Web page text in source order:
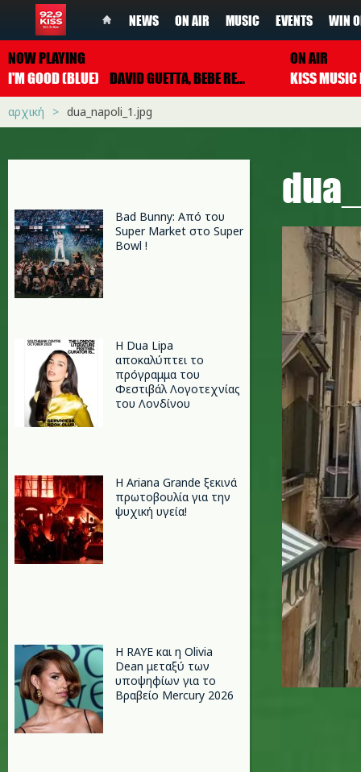
NEWS ON AIR MUSIC EVENTS WIN
NOW PLAYING
I'M GOOD (BLUE)
DAVID GUETTA, BEBE REXHA
ON AIR
αρχική dua_napoli_1.jpg
Bad Bunny: Από του
Super Market στο Super
Bowl !
Η Dua Lipa
αποκαλύπτει το
πρόγραμμα του
Φεστιβάλ Λογοτεχνίας
του Λονδίνου
Η Ariana Grande ξεκινά
πρωτοβουλία για την
ψυχική υγεία!
Η RAYE και η Olivia
Dean μεταξύ των
υποψηφίων για το
Βραβείο Mercury 2026